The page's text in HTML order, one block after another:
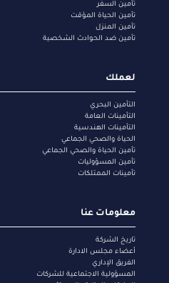
تأمين السفر
تأمين الحياة المؤقت
تأمين المنزل
تأمين ضد الحوادث الشخصية
لعملك
التأمين البحري
التأمينات العامة
التأمينات الهندسية
الحياة والصحي الجماعي
تأمين الحياة والصحي الجماعي
تأمين المسؤوليات
تأمينات الممتلكات
معلومات عنا
تاريخ الشركة
أعضاء مجلس الادارة
الفريق الإداري
المسؤولية الاجتماعية للشركات